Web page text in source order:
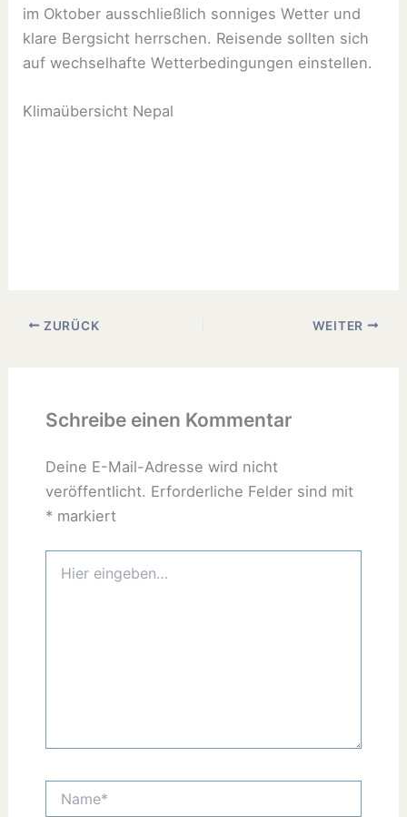
im Oktober ausschließlich sonniges Wetter und
klare Bergsicht herrschen. Reisende sollten sich
auf wechselhafte Wetterbedingungen einstellen.
Klimaübersicht Nepal
ZURÜCK WEITER
Schreibe einen Kommentar
Deine E-Mail-Adresse wird nicht
veröffentlicht. Erforderliche Felder sind mit
* markiert
eingeben…